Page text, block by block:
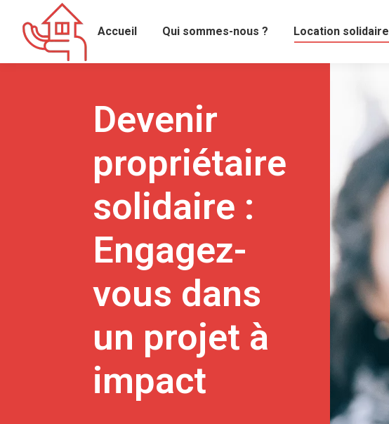
Accueil Qui sommes-nous ? Location solidaire
Devenir
propriétaire
solidaire :
Engagez-
vous dans
un projet à
impact